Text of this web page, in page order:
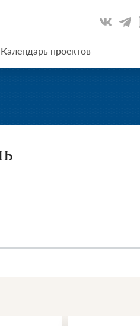
Календарь проектов